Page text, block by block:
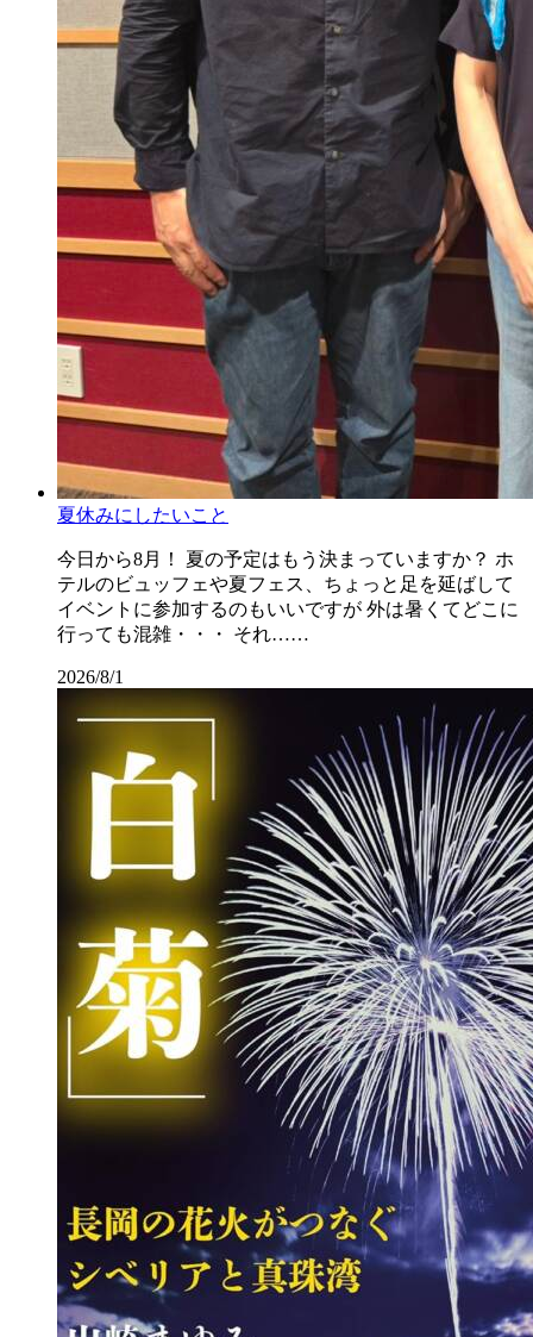
夏休みにしたいこと
今日から8月！ 夏の予定はもう決まっていますか？ ホ
テルのビュッフェや夏フェス、ちょっと足を延ばして
イベントに参加するのもいいですが 外は暑くてどこに
行っても混雑・・・ それ……
2026/8/1